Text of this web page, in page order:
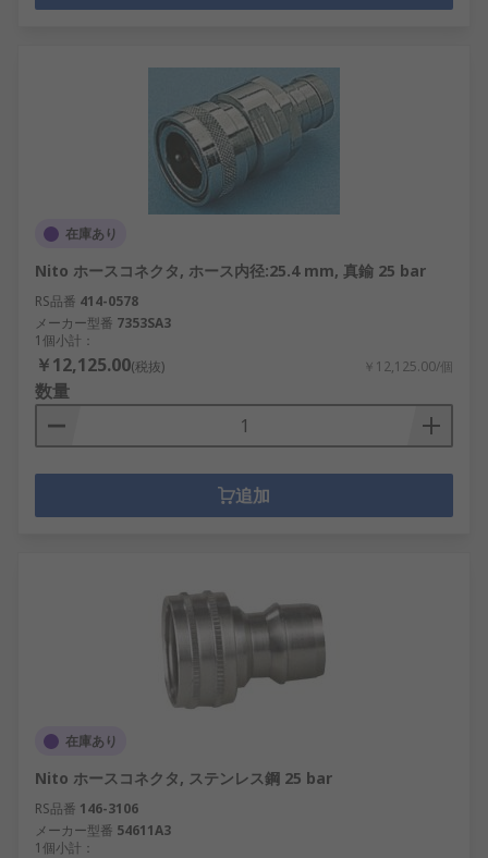
在庫あり
Nito ホースコネクタ, ホース内径:25.4 mm, 真鍮 25 bar
RS品番 414-0578
メーカー型番 7353SA3
1個小計：
￥12,125.00(税抜) ￥12,125.00/個
数量
追加
在庫あり
Nito ホースコネクタ, ステンレス鋼 25 bar
RS品番 146-3106
メーカー型番 54611A3
1個小計：